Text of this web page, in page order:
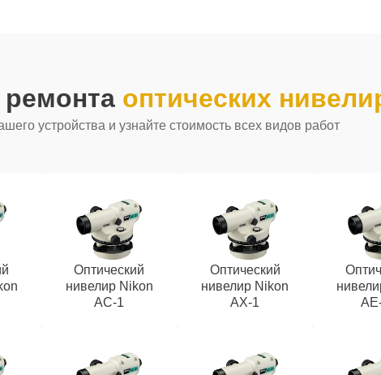
оптических
устройства и узнайте стоимость всех видов работ
Оптический
нивелир Nikon
AC-1
Оптический
нивелир Nikon
AX-1